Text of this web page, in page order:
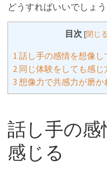
どうすればいいでしょう
目次 [閉じる
1 話し手の感情を想像し
2 同じ体験をしても感
3 想像力で共感力が磨か
話し手の感
感じる